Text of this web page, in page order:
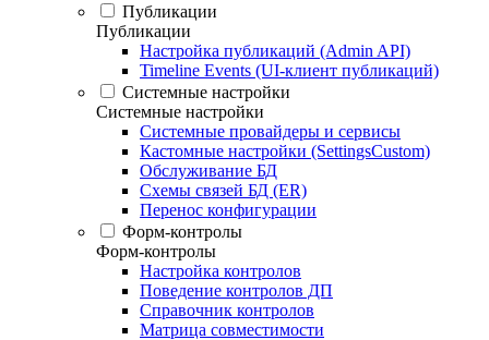
Публикации
Публикации
Настройка публикаций (Admin API)
Timeline Events (UI-клиент публикаций)
Системные настройки
Системные настройки
Системные провайдеры и сервисы
Кастомные настройки (SettingsCustom)
Обслуживание БД
Схемы связей БД (ER)
Перенос конфигурации
Форм-контролы
Форм-контролы
Настройка контролов
Поведение контролов ДП
Справочник контролов
Матрица совместимости